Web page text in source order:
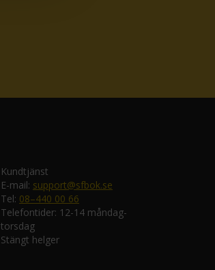
Kundtjänst
E-mail: support@sfbok.se
Tel: 08–440 00 66
Telefontider: 12-14 måndag-
torsdag
Stängt helger